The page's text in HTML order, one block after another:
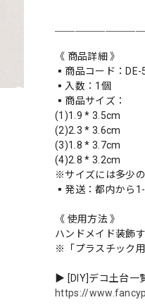
《 商品詳細 》
▪️商品コード：DE-
▪️入数：1個
▪️商品サイズ：
(1)1.9 * 3.5cm
(2)2.3 * 3.6cm
(3)1.8 * 3.7cm
(4)2.8 * 3.2cm
※サイズには多少の
▪️発送：都内から
《 使用方法 》
ハンドメイド装飾
※「プラスチック
▶︎ [DIY]デコ土台一
https://